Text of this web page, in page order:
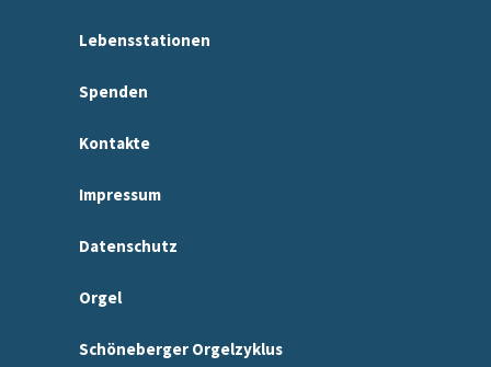
Lebensstationen
Spenden
Kontakte
Impressum
Datenschutz
Orgel
Schöneberger Orgelzyklus